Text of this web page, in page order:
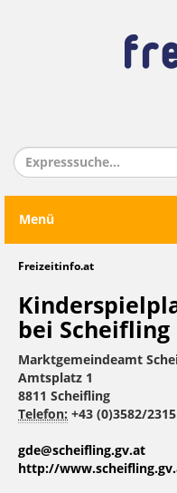
Menü
Freizeitinfo.at
bei Scheifling
Marktgemeindeamt
Amtsplatz 1
8811 Scheifling
Telefon: +43 (0)3582/2315
gde@scheifling.gv.at
http://